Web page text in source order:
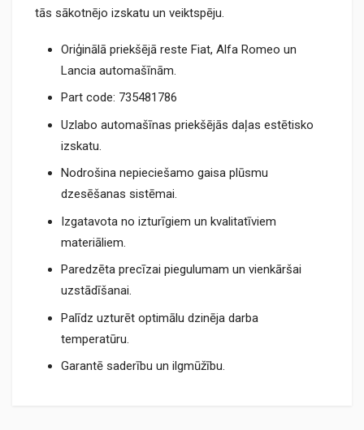
tās sākotnējo izskatu un veiktspēju.
Oriģinālā priekšējā reste Fiat, Alfa Romeo un
Lancia automašīnām.
Part code: 735481786
Uzlabo automašīnas priekšējās daļas estētisko
izskatu.
Nodrošina nepieciešamo gaisa plūsmu
dzesēšanas sistēmai.
Izgatavota no izturīgiem un kvalitatīviem
materiāliem.
Paredzēta precīzai piegulumam un vienkāršai
uzstādīšanai.
Palīdz uzturēt optimālu dzinēja darba
temperatūru.
Garantē saderību un ilgmūžību.